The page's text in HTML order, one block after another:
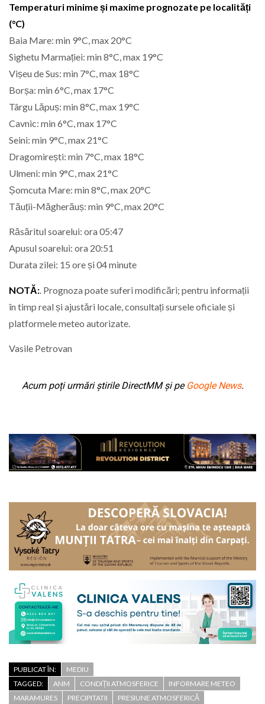
Temperaturi minime și maxime prognozate pe localități
(°C)
Baia Mare: min 9°C, max 20°C
Sighetu Marmației: min 8°C, max 19°C
Vișeu de Sus: min 7°C, max 18°C
Borșa: min 6°C, max 17°C
Târgu Lăpuș: min 8°C, max 19°C
Cavnic: min 6°C, max 17°C
Seini: min 9°C, max 21°C
Dragomirești: min 7°C, max 18°C
Ulmeni: min 9°C, max 21°C
Șomcuta Mare: min 8°C, max 20°C
Tăuții-Măgherăuș: min 9°C, max 20°C
Răsăritul soarelui: ora 05:47
Apusul soarelui: ora 20:51
Durata zilei: 15 ore și 04 minute
NOTĂ: . Prognoza poate suferi modificări; pentru informații
în timp real și ajustări locale, consultați sursele oficiale și
platformele meteo autorizate.
Vasile Petrovan
Acum poți urmări știrile DirectMM și pe Google News.
PUBLICAT ÎN:
MEDIU
TAGGED:
ANM CONDIȚII ATMOSFERICE
INFORMARE METEO
MARAMURES
PRECIPITATII
PRESIUNE ATMOSFERICĂ